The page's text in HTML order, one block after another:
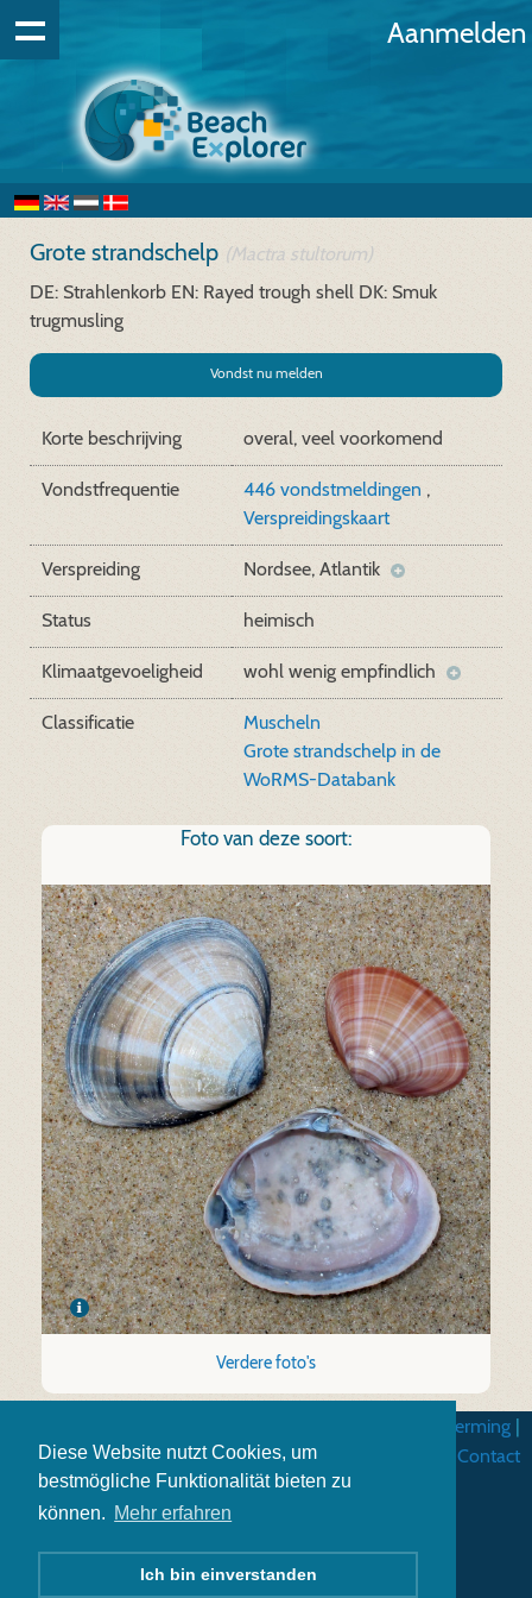
Diese Website nutzt Cookies, um
bestmögliche Funktionalität bieten zu
können. Mehr erfahren
Ich bin einverstanden
Aanmelden
Grote strandschelp (Mactra stultorum)
DE: Strahlenkorb EN: Rayed trough shell DK: Smuk
trugmusling
Vondst nu melden
Korte beschrijving overal, veel voorkomend
Vondstfrequentie 446 vondstmeldingen ,
Verspreidingskaart
Verspreiding Nordsee, Atlantik
Status heimisch
Klimaatgevoeligheid wohl wenig empfindlich
Classificatie
Muscheln
Grote strandschelp in de
WoRMS-Databank
Foto van deze soort:
Verdere foto's
Gegevensbescherming |
Contact